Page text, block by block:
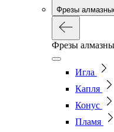
Фрезы
Фрезы
Игла
Капля
Конус
Пламя